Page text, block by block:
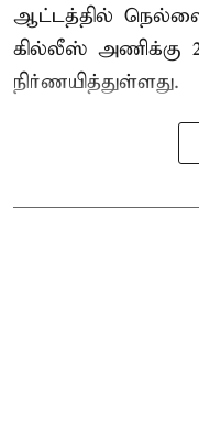
ஆட்டத்தில்
கில்லீஸ் அணிக்கு
நிர்ணயித்துள்ளது.